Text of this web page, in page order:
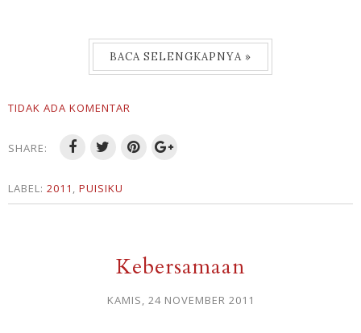
BACA SELENGKAPNYA »
TIDAK ADA KOMENTAR
SHARE:
LABEL: 2011 , PUISIKU
Kebersamaan
KAMIS, 24 NOVEMBER 2011